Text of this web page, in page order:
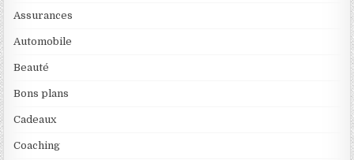
Assurances
Automobile
Beauté
Bons plans
Cadeaux
Coaching